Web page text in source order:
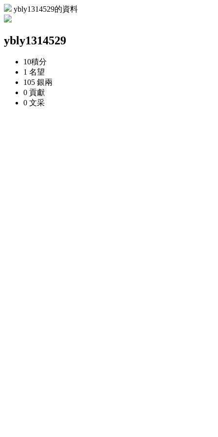
ybly1314529的資料
ybly1314529
10積分
1 名望
105 銀兩
0 貢獻
0 文采